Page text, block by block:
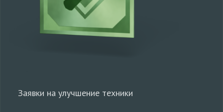
Заявки на улучшение техники